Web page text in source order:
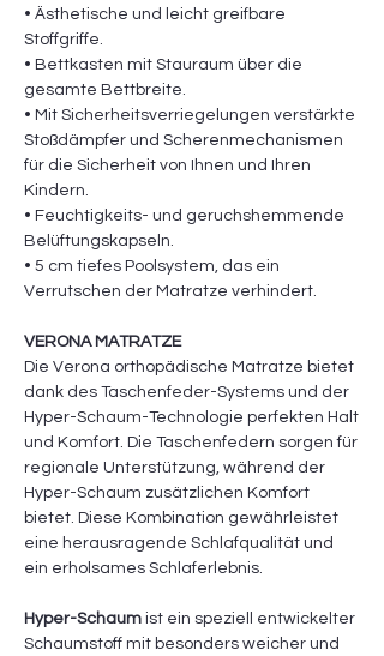
• Ästhetische und leicht greifbare
Stoffgriffe.
• Bettkasten mit Stauraum über die
gesamte Bettbreite.
• Mit Sicherheitsverriegelungen verstärkte
Stoßdämpfer und Scherenmechanismen
für die Sicherheit von Ihnen und Ihren
Kindern.
• Feuchtigkeits- und geruchshemmende
Belüftungskapseln.
• 5 cm tiefes Poolsystem, das ein
Verrutschen der Matratze verhindert.
VERONA MATRATZE
Die Verona orthopädische Matratze bietet
dank des Taschenfeder-Systems und der
Hyper-Schaum-Technologie perfekten Halt
und Komfort. Die Taschenfedern sorgen für
regionale Unterstützung, während der
Hyper-Schaum zusätzlichen Komfort
bietet. Diese Kombination gewährleistet
eine herausragende Schlafqualität und
ein erholsames Schlaferlebnis.
Hyper-Schaum ist ein speziell entwickelter
Schaumstoff mit besonders weicher und